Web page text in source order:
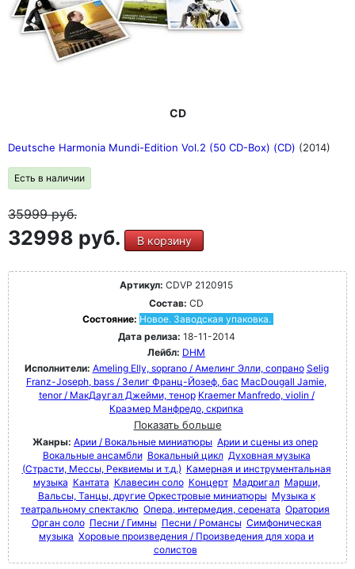
CD
Deutsche Harmonia Mundi-Edition Vol.2 (50 CD-Box) (CD) (2014)
Есть в наличии
35999руб.
32998 руб. В корзину
Артикул: CDVP 2120915
Состав: CD
Состояние: Новое. Заводская упаковка.
Дата релиза: 18-11-2014
Лейбл: DHM
Исполнители: Ameling Elly, soprano / Амелинг Элли, сопрано Selig
Franz-Joseph, bass / Зелиг Франц-Йозеф, бас MacDougall Jamie,
tenor / МакДаугал Джейми, тенор Kraemer Manfredo, violin /
Краэмер Манфредо, скрипка
Показать больше
Жанры: Арии / Вокальные миниатюры Арии и сцены из опер
Вокальные ансамбли Вокальный цикл Духовная музыка
(Страсти, Мессы, Реквиемы и т.д.) Камерная и инструментальная
музыка Кантата Клавесин соло Концерт Мадригал Марши,
Вальсы, Танцы, другие Оркестровые миниатюры Музыка к
театральному спектаклю Опера, интермедия, серената Оратория
Орган соло Песни / Гимны Песни / Романсы Симфоническая
музыка Хоровые произведения / Произведения для хора и
солистов